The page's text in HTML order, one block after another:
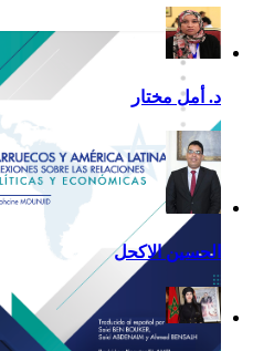
تقرير أمريكا اللاتينية لسنة
2013
د. أمل مختار
الحسين الاكحل